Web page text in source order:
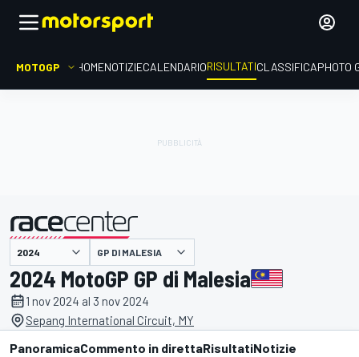
MOTOGP HOMENOTIZIECALENDARIORISULTATICLASSIFICAPHOTO
presentato da GP DI MALESIA
2024 MotoGP GP di Malesia
1 nov 2024 al 3 nov 2024
Sepang International Circuit, MY
PanoramicaCommento in direttaRisultatiNotizie